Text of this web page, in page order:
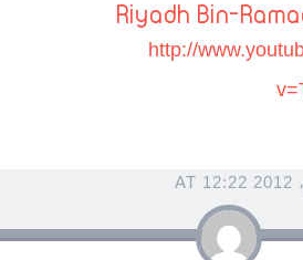
Riyadh Bin-
http://